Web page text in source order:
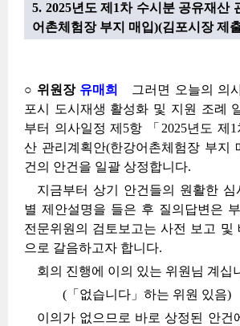
5. 2025년도 제1차 수시분 공유재산
어촌체험장 부지 매입)(김포시장 제
○ 위원장 유매희
그러면 오늘의 의
포시 도시재생 활성화 및 지원 조례
부터 의사일정 제5항 「2025년도 제
산 관리계획안(한강어촌체험장 부지
건의 안건을 일괄 상정합니다.
지금부터 상기 안건들의 원활한
별 제안설명을 들은 후 질의답변은
전문위원의 검토보고는 사전 보고 및
으로 갈음하고자 합니다.
회의 진행에 이의 있는 위원님 계십
(「없습니다」하는 위원 있음)
이의가 없으므로 바로 상정된 안건